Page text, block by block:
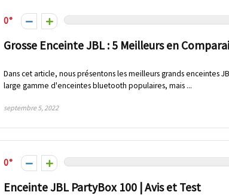
0
Grosse Enceinte JBL : 5 Meilleurs en
Dans cet article, nous présentons les meilleurs grands enceintes
large gamme d'enceintes bluetooth populaires, mais ...
septembre 5, 2022
0
Enceinte JBL PartyBox 100 | Avis et Test